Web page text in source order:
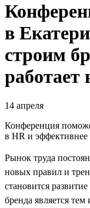
в
строим
работает
14 апреля
Конференция
в HR и эффективнее
Рынок труда
новых правил и
становится
бренда является